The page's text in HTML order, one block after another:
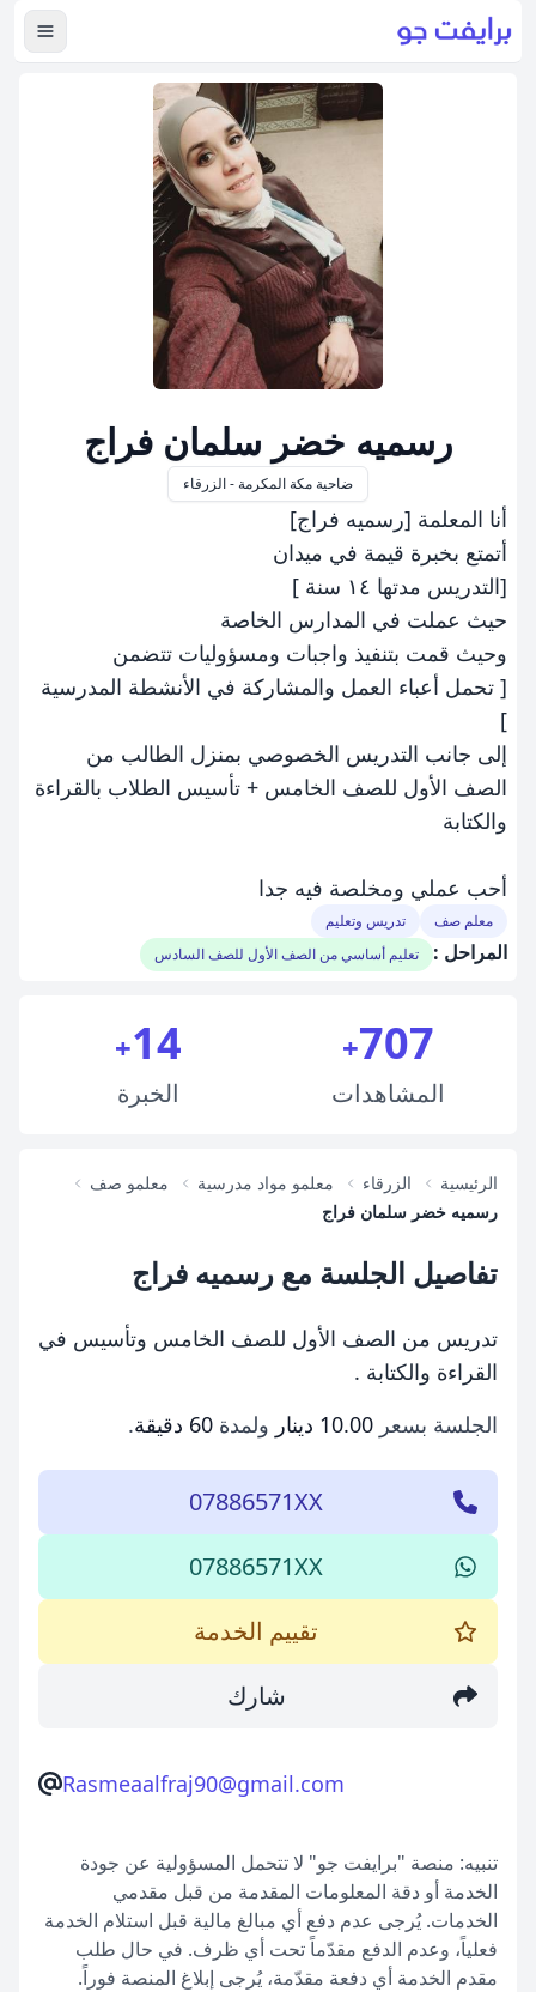
عرض
رسميه خضر سلمان فراج
ضاحية مكة المكرمة - الزرقاء
أنا المعلمة [رسميه فراج]
أتمتع بخبرة قيمة في ميدان
[التدريس مدتها ١٤ سنة ]
حيث عملت في المدارس الخاصة
وحيث قمت بتنفيذ واجبات ومسؤوليات تتضمن
[ تحمل أعباء العمل والمشاركة في الأنشطة المدرسية
]
إلى جانب التدريس الخصوصي بمنزل الطالب من
الصف الأول للصف الخامس + تأسيس الطلاب بالقراءة
والكتابة
أحب عملي ومخلصة فيه جدا
معلم صف تدريس وتعليم
المراحل : تعليم أساسي من الصف الأول للصف السادس
707
+
المشاهدات
14
+
الخبرة
الرئيسية الزرقاء معلمو مواد مدرسية
معلمو صف
رسميه خضر سلمان فراج
تفاصيل الجلسة مع رسميه فراج
تدريس من الصف الأول للصف الخامس وتأسيس في
القراءة والكتابة .
الجلسة بسعر 10.00 دينار ولمدة 60 دقيقة .
07886571XX
07886571XX
تقييم الخدمة
شارك
Rasmeaalfraj90@gmail.com
تنبيه: منصة "برايفت جو" لا تتحمل المسؤولية عن جودة
الخدمة أو دقة المعلومات المقدمة من قبل مقدمي
الخدمات. يُرجى عدم دفع أي مبالغ مالية قبل استلام الخدمة
فعلياً، وعدم الدفع مقدّماً تحت أي ظرف. في حال طلب
مقدم الخدمة أي دفعة مقدّمة، يُرجى إبلاغ المنصة فوراً.